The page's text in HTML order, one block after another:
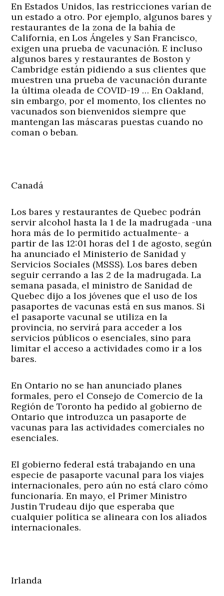
En Estados Unidos, las restricciones varían de
un estado a otro. Por ejemplo, algunos bares y
restaurantes de la zona de la bahía de
California, en Los Ángeles y San Francisco,
exigen una prueba de vacunación. E incluso
algunos bares y restaurantes de Boston y
Cambridge están pidiendo a sus clientes que
muestren una prueba de vacunación durante
la última oleada de COVID-19 … En Oakland,
sin embargo, por el momento, los clientes no
vacunados son bienvenidos siempre que
mantengan las máscaras puestas cuando no
coman o beban.
Canadá
Los bares y restaurantes de Quebec podrán
servir alcohol hasta la 1 de la madrugada -una
hora más de lo permitido actualmente- a
partir de las 12:01 horas del 1 de agosto, según
ha anunciado el Ministerio de Sanidad y
Servicios Sociales (MSSS). Los bares deben
seguir cerrando a las 2 de la madrugada. La
semana pasada, el ministro de Sanidad de
Quebec dijo a los jóvenes que el uso de los
pasaportes de vacunas está en sus manos. Si
el pasaporte vacunal se utiliza en la
provincia, no servirá para acceder a los
servicios públicos o esenciales, sino para
limitar el acceso a actividades como ir a los
bares.
En Ontario no se han anunciado planes
formales, pero el Consejo de Comercio de la
Región de Toronto ha pedido al gobierno de
Ontario que introduzca un pasaporte de
vacunas para las actividades comerciales no
esenciales.
El gobierno federal está trabajando en una
especie de pasaporte vacunal para los viajes
internacionales, pero aún no está claro cómo
funcionaría. En mayo, el Primer Ministro
Justin Trudeau dijo que esperaba que
cualquier política se alineara con los aliados
internacionales.
Irlanda